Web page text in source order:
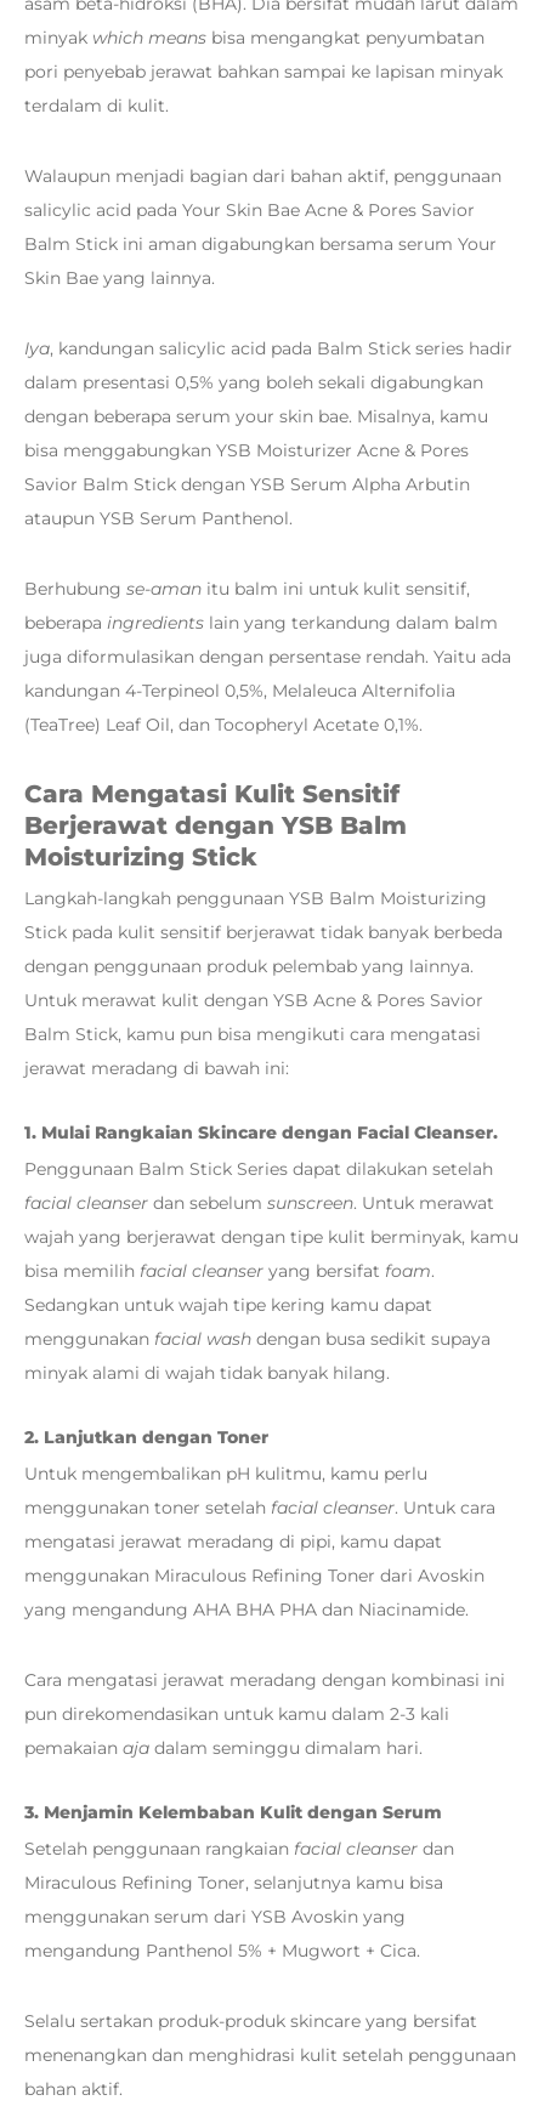
minyak which means bisa mengangkat penyumbatan
pori penyebab jerawat bahkan sampai ke lapisan minyak
terdalam di kulit.
Walaupun menjadi bagian dari bahan aktif, penggunaan
salicylic acid pada Your Skin Bae Acne & Pores Savior
Balm Stick ini aman digabungkan bersama serum Your
Skin Bae yang lainnya.
Iya, kandungan salicylic acid pada Balm Stick series hadir
dalam presentasi 0,5% yang boleh sekali digabungkan
dengan beberapa serum your skin bae. Misalnya, kamu
bisa menggabungkan YSB Moisturizer Acne & Pores
Savior Balm Stick dengan YSB Serum Alpha Arbutin
ataupun YSB Serum Panthenol.
Berhubung se-aman itu balm ini untuk kulit sensitif,
beberapa ingredients lain yang terkandung dalam balm
juga diformulasikan dengan persentase rendah. Yaitu ada
kandungan 4-Terpineol 0,5%, Melaleuca Alternifolia
(TeaTree) Leaf Oil, dan Tocopheryl Acetate 0,1%.
Cara Mengatasi Kulit Sensitif
Berjerawat dengan YSB Balm
Moisturizing Stick
Langkah-langkah penggunaan YSB Balm Moisturizing
Stick pada kulit sensitif berjerawat tidak banyak berbeda
dengan penggunaan produk pelembab yang lainnya.
Untuk merawat kulit dengan YSB Acne & Pores Savior
Balm Stick, kamu pun bisa mengikuti cara mengatasi
jerawat meradang di bawah ini:
1. Mulai Rangkaian Skincare dengan Facial Cleanser.
Penggunaan Balm Stick Series dapat dilakukan setelah
facial cleanser dan sebelum sunscreen. Untuk merawat
wajah yang berjerawat dengan tipe kulit berminyak, kamu
bisa memilih facial cleanser yang bersifat foam.
Sedangkan untuk wajah tipe kering kamu dapat
menggunakan facial wash dengan busa sedikit supaya
minyak alami di wajah tidak banyak hilang.
2. Lanjutkan dengan Toner
Untuk mengembalikan pH kulitmu, kamu perlu
menggunakan toner setelah facial cleanser. Untuk cara
mengatasi jerawat meradang di pipi, kamu dapat
menggunakan Miraculous Refining Toner dari Avoskin
yang mengandung AHA BHA PHA dan Niacinamide.
Cara mengatasi jerawat meradang dengan kombinasi ini
pun direkomendasikan untuk kamu dalam 2-3 kali
pemakaian aja dalam seminggu dimalam hari.
3. Menjamin Kelembaban Kulit dengan Serum
Setelah penggunaan rangkaian facial cleanser dan
Miraculous Refining Toner, selanjutnya kamu bisa
menggunakan serum dari YSB Avoskin yang
mengandung Panthenol 5% + Mugwort + Cica.
Selalu sertakan produk-produk skincare yang bersifat
menenangkan dan menghidrasi kulit setelah penggunaan
bahan aktif.